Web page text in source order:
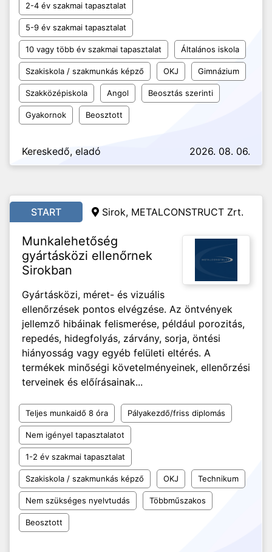
2-4 év szakmai tapasztalat
5-9 év szakmai tapasztalat
10 vagy több év szakmai tapasztalat Általános iskola
Szakiskola / szakmunkás képző OKJ Gimnázium
Szakközépiskola Angol Beosztás szerinti
Gyakornok Beosztott
Kereskedő, eladó 2026. 08. 06.
START Sirok, METALCONSTRUCT Zrt.
Munkalehetőség
gyártásközi ellenőrnek
Sirokban
Gyártásközi, méret- és vizuális
ellenőrzések pontos elvégzése. Az öntvények
jellemző hibáinak felismerése, például porozitás,
repedés, hidegfolyás, zárvány, sorja, öntési
hiányosság vagy egyéb felületi eltérés. A
termékek minőségi követelményeinek, ellenőrzési
terveinek és előírásainak...
Teljes munkaidő 8 óra Pályakezdő/friss diplomás
Nem igényel tapasztalatot
1-2 év szakmai tapasztalat
Szakiskola / szakmunkás képző OKJ Technikum
Nem szükséges nyelvtudás Többműszakos
Beosztott